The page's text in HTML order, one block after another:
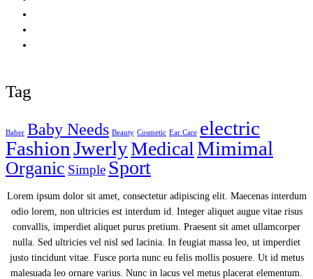
Tag
Baber Baby Needs Beauty Cosmetic Ear Care electric
FashionJwerlyMedical Mimimal
Organic Simple Sport
Lorem ipsum dolor sit amet, consectetur adipiscing elit. Maecenas interdum
odio lorem, non ultricies est interdum id. Integer aliquet augue vitae risus
convallis, imperdiet aliquet purus pretium. Praesent sit amet ullamcorper
nulla. Sed ultricies vel nisl sed lacinia. In feugiat massa leo, ut imperdiet
justo tincidunt vitae. Fusce porta nunc eu felis mollis posuere. Ut id metus
malesuada leo ornare varius. Nunc in lacus vel metus placerat elementum.